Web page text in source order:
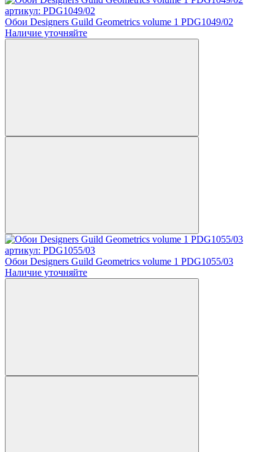
артикул: PDG1049/02
Обои Designers Guild Geometrics volume 1 PDG1049/02
Наличие уточняйте
артикул: PDG1055/03
Обои Designers Guild Geometrics volume 1 PDG1055/03
Наличие уточняйте